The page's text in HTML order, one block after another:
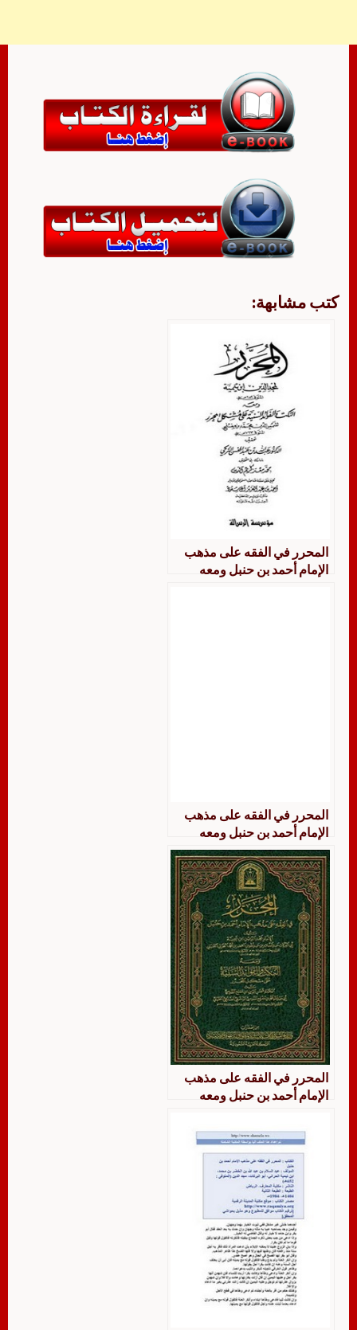
كتب مشابهة:
المحرر في الفقه على مذهب
الإمام أحمد بن حنبل ومعه
المحرر في الفقه على مذهب
الإمام أحمد بن حنبل ومعه
النكت والفوائد السنية على
مشكل المحرر لابن تيمية
المحرر في الفقه على مذهب
الإمام أحمد بن حنبل ومعه
مشكل المحرر لابن تيمية